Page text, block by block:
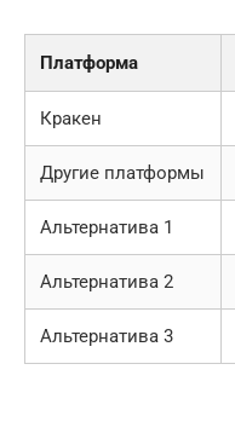
Платформа
Кракен
Другие платформы
Альтернатива 1
Альтернатива 2
Альтернатива 3